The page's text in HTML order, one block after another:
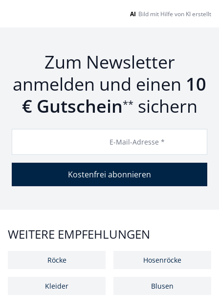
AI Bild mit Hilfe von KI erstellt
Zum Newsletter
anmelden und einen 10
€ Gutschein** sichern
E-Mail-Adresse *
Kostenfrei abonnieren
WEITERE EMPFEHLUNGEN
Röcke Hosenröcke
Kleider Blusen